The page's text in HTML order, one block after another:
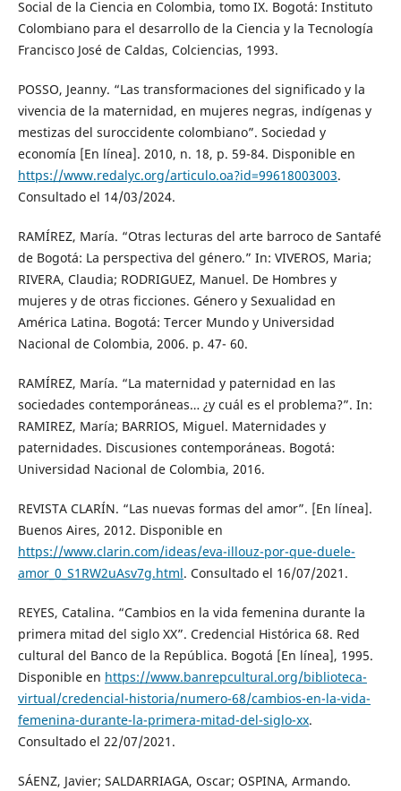
Social de la Ciencia en Colombia, tomo IX. Bogotá: Instituto
Colombiano para el desarrollo de la Ciencia y la Tecnología
Francisco José de Caldas, Colciencias, 1993.
POSSO, Jeanny. “Las transformaciones del significado y la
vivencia de la maternidad, en mujeres negras, indígenas y
mestizas del suroccidente colombiano”. Sociedad y
economía [En línea]. 2010, n. 18, p. 59-84. Disponible en
https://www.redalyc.org/articulo.oa?id=99618003003.
Consultado el 14/03/2024.
RAMÍREZ, María. “Otras lecturas del arte barroco de Santafé
de Bogotá: La perspectiva del género.” In: VIVEROS, Maria;
RIVERA, Claudia; RODRIGUEZ, Manuel. De Hombres y
mujeres y de otras ficciones. Género y Sexualidad en
América Latina. Bogotá: Tercer Mundo y Universidad
Nacional de Colombia, 2006. p. 47- 60.
RAMÍREZ, María. “La maternidad y paternidad en las
sociedades contemporáneas… ¿y cuál es el problema?”. In:
RAMIREZ, María; BARRIOS, Miguel. Maternidades y
paternidades. Discusiones contemporáneas. Bogotá:
Universidad Nacional de Colombia, 2016.
REVISTA CLARÍN. “Las nuevas formas del amor”. [En línea].
Buenos Aires, 2012. Disponible en
https://www.clarin.com/ideas/eva-illouz-por-que-duele-
amor_0_S1RW2uAsv7g.html. Consultado el 16/07/2021.
REYES, Catalina. “Cambios en la vida femenina durante la
primera mitad del siglo XX”. Credencial Histórica 68. Red
cultural del Banco de la República. Bogotá [En línea], 1995.
Disponible en https://www.banrepcultural.org/biblioteca-
virtual/credencial-historia/numero-68/cambios-en-la-vida-
femenina-durante-la-primera-mitad-del-siglo-xx.
Consultado el 22/07/2021.
SÁENZ, Javier; SALDARRIAGA, Oscar; OSPINA, Armando.